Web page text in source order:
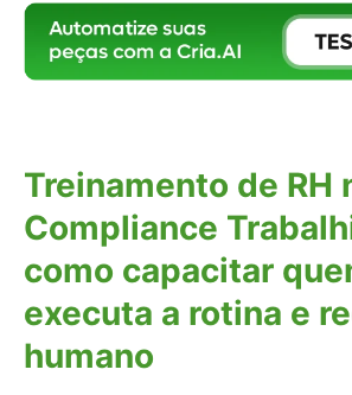
Treinamento de RH
Compliance
como capacitar
executa a rotina e
humano